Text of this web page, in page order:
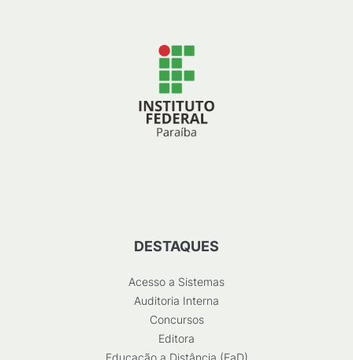
DESTAQUES
Acesso a Sistemas
Auditoria Interna
Concursos
Editora
Educação a Distância (EaD)